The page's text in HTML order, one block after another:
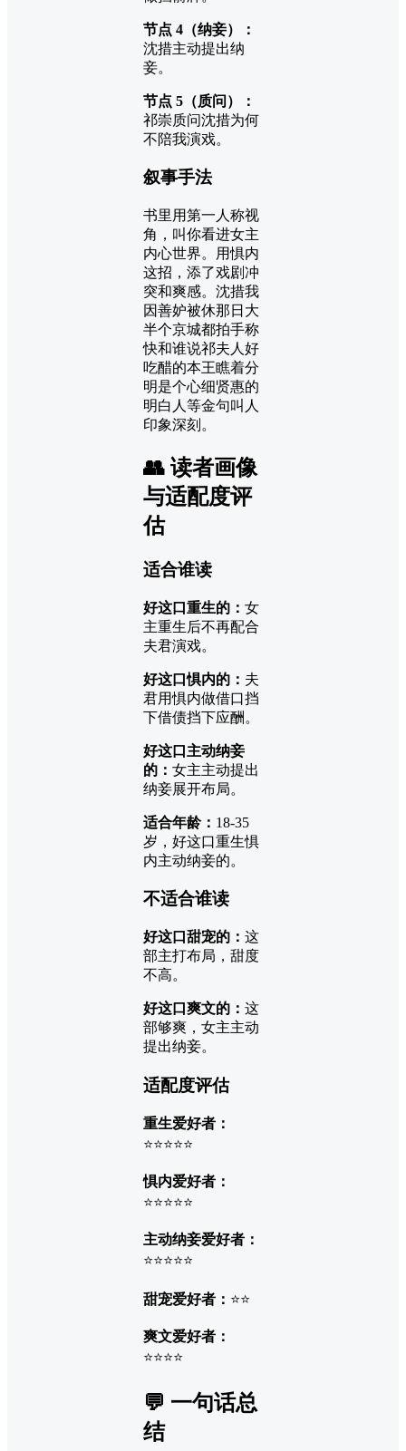
节点 4（纳妾）：
沈措主动提出纳
妾。
节点 5（质问）：
祁崇质问沈措为何
不陪我演戏。
叙事手法
书里用第一人称视
角，叫你看进女主
内心世界。用惧内
这招，添了戏剧冲
突和爽感。沈措我
因善妒被休那日大
半个京城都拍手称
快和谁说祁夫人好
吃醋的本王瞧着分
明是个心细贤惠的
明白人等金句叫人
印象深刻。
👥 读者画像
与适配度评
估
适合谁读
好这口重生的： 女
主重生后不再配合
夫君演戏。
好这口惧内的： 夫
君用惧内做借口挡
下借债挡下应酬。
好这口主动纳妾
的： 女主主动提出
纳妾展开布局。
适合年龄： 18-35
岁，好这口重生惧
内主动纳妾的。
不适合谁读
好这口甜宠的： 这
部主打布局，甜度
不高。
好这口爽文的： 这
部够爽，女主主动
提出纳妾。
适配度评估
重生爱好者：
⭐⭐⭐⭐⭐
惧内爱好者：
⭐⭐⭐⭐⭐
主动纳妾爱好者：
⭐⭐⭐⭐⭐
甜宠爱好者： ⭐⭐
爽文爱好者：
⭐⭐⭐⭐
💬 一句话总
结